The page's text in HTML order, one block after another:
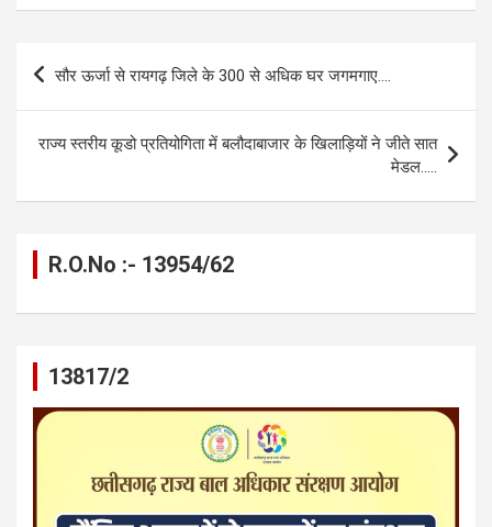
ce
o
o
k
se
n
g
er
at
s
A
p
p
e
gr
a
m
ail py
n
k
ar
Post
सौर ऊर्जा से रायगढ़ जिले के 300 से अधिक घर जगमगाए….
राज्य स्तरीय कूडो प्रतियोगिता में बलौदाबाजार के खिलाड़ियों ने जीते सात
मेडल…..
R.O.No :- 13954/62
13817/2